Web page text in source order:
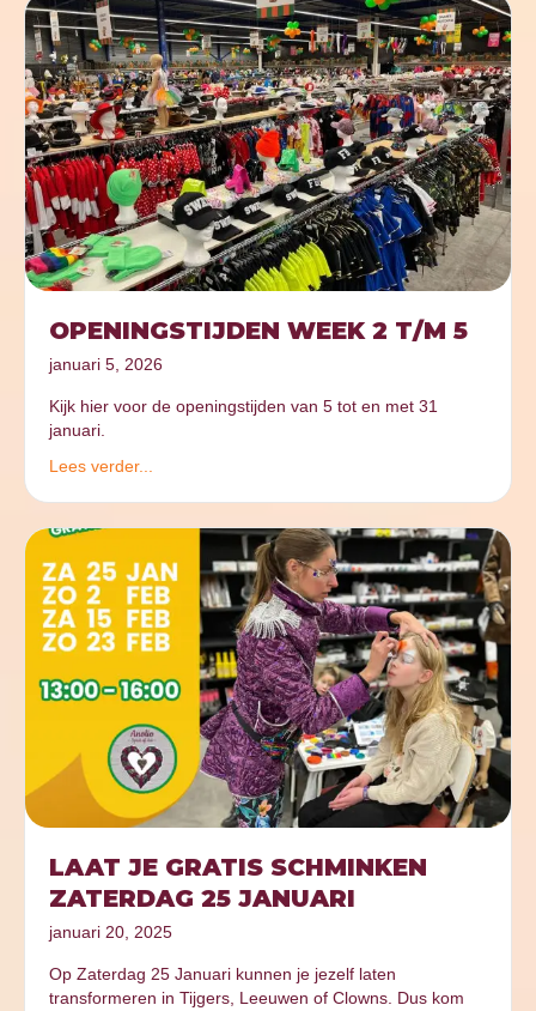
OPENINGSTIJDEN WEEK 2 T/M 5
januari 5, 2026
Kijk hier voor de openingstijden van 5 tot en met 31
januari.
Lees verder...
LAAT JE GRATIS SCHMINKEN
ZATERDAG 25 JANUARI
januari 20, 2025
Op Zaterdag 25 Januari kunnen je jezelf laten
transformeren in Tijgers, Leeuwen of Clowns. Dus kom